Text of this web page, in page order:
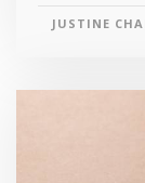
JUSTINE